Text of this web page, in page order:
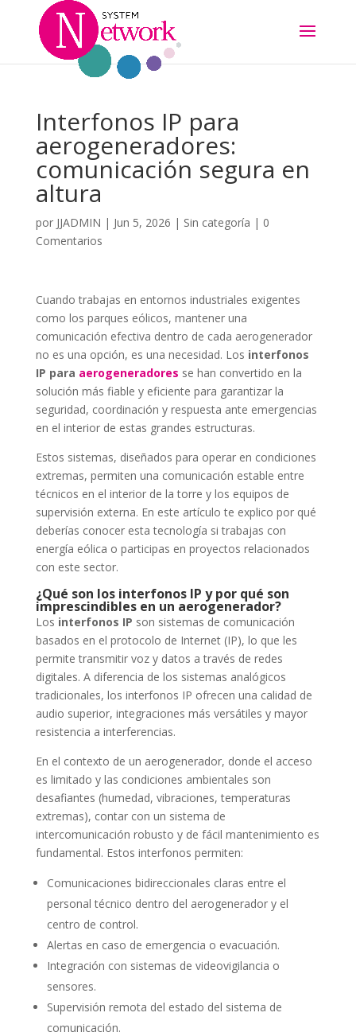
Interfonos IP para
aerogeneradores:
comunicación segura en
altura
por JJADMIN | Jun 5, 2026 | Sin categoría | 0
Comentarios
Cuando trabajas en entornos industriales exigentes
como los parques eólicos, mantener una
comunicación efectiva dentro de cada aerogenerador
no es una opción, es una necesidad. Los interfonos
IP para aerogeneradores se han convertido en la
solución más fiable y eficiente para garantizar la
seguridad, coordinación y respuesta ante emergencias
en el interior de estas grandes estructuras.
Estos sistemas, diseñados para operar en condiciones
extremas, permiten una comunicación estable entre
técnicos en el interior de la torre y los equipos de
supervisión externa. En este artículo te explico por qué
deberías conocer esta tecnología si trabajas con
energía eólica o participas en proyectos relacionados
con este sector.
¿Qué son los interfonos IP y por qué son
imprescindibles en un aerogenerador?
Los interfonos IP son sistemas de comunicación
basados en el protocolo de Internet (IP), lo que les
permite transmitir voz y datos a través de redes
digitales. A diferencia de los sistemas analógicos
tradicionales, los interfonos IP ofrecen una calidad de
audio superior, integraciones más versátiles y mayor
resistencia a interferencias.
En el contexto de un aerogenerador, donde el acceso
es limitado y las condiciones ambientales son
desafiantes (humedad, vibraciones, temperaturas
extremas), contar con un sistema de
intercomunicación robusto y de fácil mantenimiento es
fundamental. Estos interfonos permiten:
Comunicaciones bidireccionales claras entre el
personal técnico dentro del aerogenerador y el
centro de control.
Alertas en caso de emergencia o evacuación.
Integración con sistemas de videovigilancia o
sensores.
Supervisión remota del estado del sistema de
comunicación.